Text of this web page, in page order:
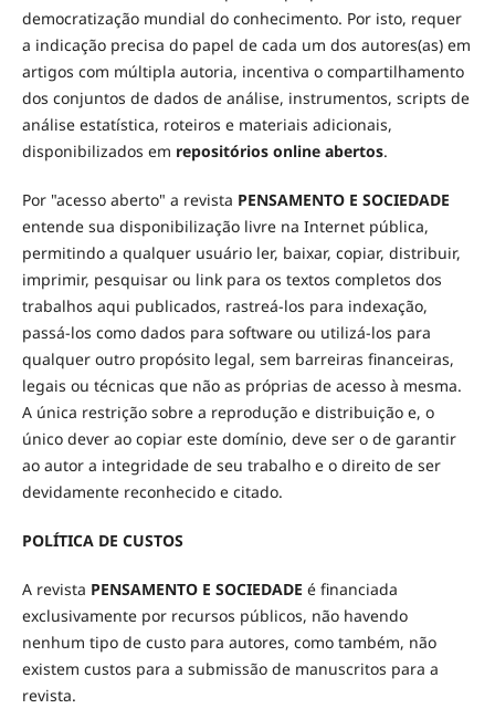
democratização mundial do conhecimento. Por isto, requer
a indicação precisa do papel de cada um dos autores(as) em
artigos com múltipla autoria, incentiva o compartilhamento
dos conjuntos de dados de análise, instrumentos, scripts de
análise estatística, roteiros e materiais adicionais,
disponibilizados em repositórios online abertos.
Por "acesso aberto" a revista PENSAMENTO E SOCIEDADE
entende sua disponibilização livre na Internet pública,
permitindo a qualquer usuário ler, baixar, copiar, distribuir,
imprimir, pesquisar ou link para os textos completos dos
trabalhos aqui publicados, rastreá-los para indexação,
passá-los como dados para software ou utilizá-los para
qualquer outro propósito legal, sem barreiras financeiras,
legais ou técnicas que não as próprias de acesso à mesma.
A única restrição sobre a reprodução e distribuição e, o
único dever ao copiar este domínio, deve ser o de garantir
ao autor a integridade de seu trabalho e o direito de ser
devidamente reconhecido e citado.
POLÍTICA DE CUSTOS
A revista PENSAMENTO E SOCIEDADE é financiada
exclusivamente por recursos públicos, não havendo
nenhum tipo de custo para autores, como também, não
existem custos para a submissão de manuscritos para a
revista.